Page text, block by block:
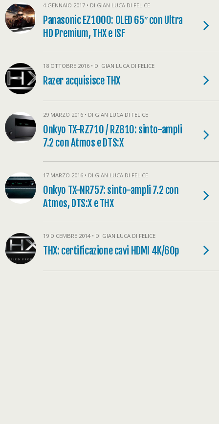
4 GENNAIO 2017 • DI GIAN LUCA DI FELICE
Panasonic EZ1000: OLED 65″ con Ultra
HD Premium, THX e ISF
18 OTTOBRE 2016 • DI GIAN LUCA DI FELICE
Razer acquisisce THX
29 MARZO 2016 • DI GIAN LUCA DI FELICE
Onkyo TX-RZ710 / RZ810: sinto-ampli
7.2 con Atmos e DTS:X
17 MARZO 2016 • DI GIAN LUCA DI FELICE
Onkyo TX-NR757: sinto-ampli 7.2 con
Atmos, DTS:X e THX
19 DICEMBRE 2014 • DI GIAN LUCA DI FELICE
THX: certificazione cavi HDMI 4K/60p